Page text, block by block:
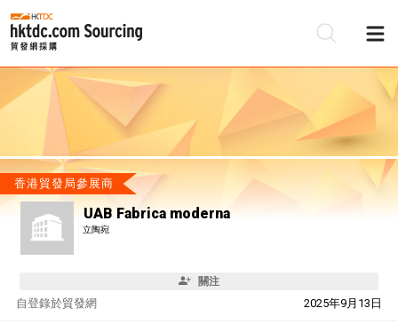
香港貿發局參展商
UAB Fabrica moderna
立陶宛
關注
自 2025年9月13日
登錄於貿發網